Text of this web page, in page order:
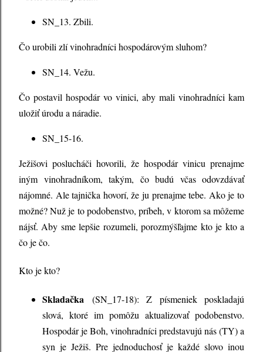
SN_13. Zbili.
Čo urobili zlí vinohradníci hospodárovým sluhom?
SN_14. Vežu.
Čo postavil hospodár vo vinici, aby mali vinohradníci kam
uložiť úrodu a náradie.
SN_15-16.
Ježišovi poslucháči hovorili, že hospodár vinicu prenajme
iným vinohradníkom, takým, čo budú včas odovzdávať
nájomné. Ale tajnička hovorí, že ju prenajme tebe. Ako je to
možné? Nuž je to podobenstvo, príbeh, v ktorom sa môžeme
nájsť. Aby sme lepšie rozumeli, porozmýšľajme kto je kto a
čo je čo.
Kto je kto?
Skladačka (SN_17-18): Z písmeniek poskladajú
slová, ktoré im pomôžu aktualizovať podobenstvo.
Hospodár je Boh, vinohradníci predstavujú nás (TY) a
syn je Ježiš. Pre jednoduchosť je každé slovo inou